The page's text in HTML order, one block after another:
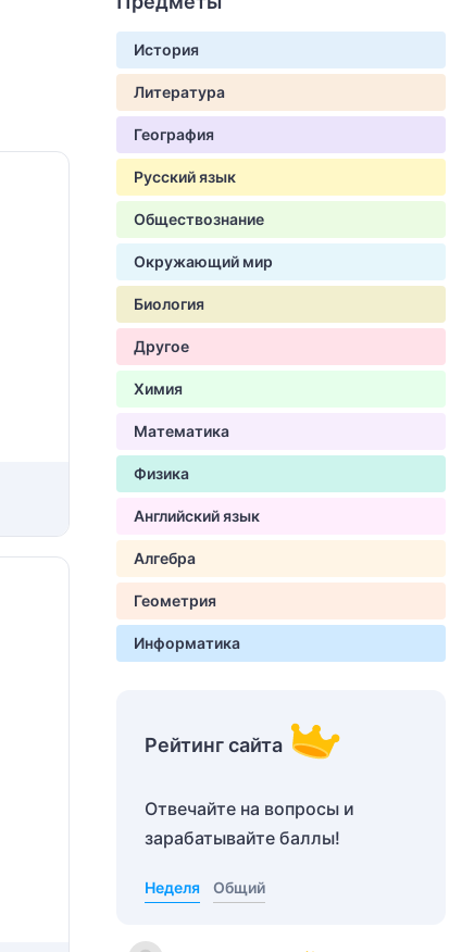
История
Литература
География
Русский язык
Обществознание
Окружающий мир
Биология
Другое
Химия
Математика
Физика
Английский язык
Алгебра
Геометрия
Информатика
Рейтинг сайта
Отвечайте на вопросы и
зарабатывайте баллы!
Неделя Общий